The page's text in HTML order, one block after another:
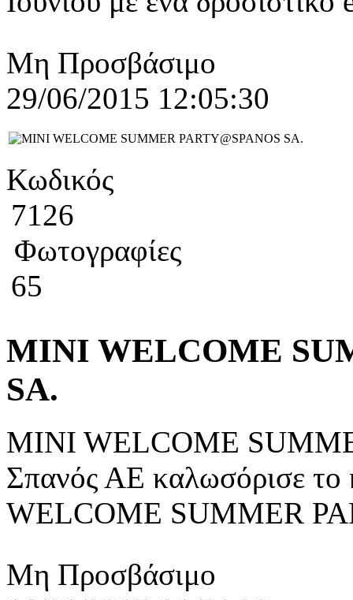
Μη Προσβάσιμο
29/06/2015 12:05:30
Κωδικός
7126
Φωτογραφίες
65
MINI WELCOME
SA.
MINI WELCOME
Σπανός ΑΕ καλωσόρισε το
WELCOME SUMMER
Μη Προσβάσιμο